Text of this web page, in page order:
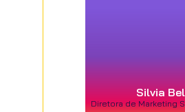
Silvia
Diretora de Marketing